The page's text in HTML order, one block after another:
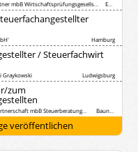
Hamburg
/ Steuerfachwirt
Graykowski Ludwigsburg
zum
Baunatal
veröffentlichen